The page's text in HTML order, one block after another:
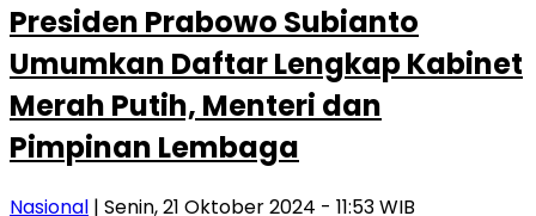
Presiden Prabowo Subianto
Umumkan Daftar Lengkap Kabinet
Merah Putih, Menteri dan
Pimpinan Lembaga
Nasional | Senin, 21 Oktober 2024 - 11:53 WIB